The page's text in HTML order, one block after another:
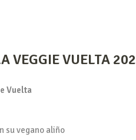
VEGGIE VUELTA
Vuelta
su vegano aliño